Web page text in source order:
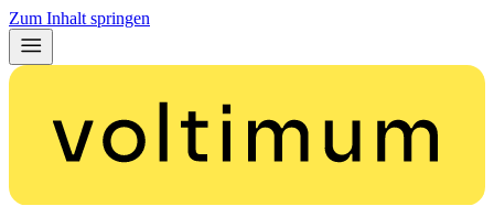
Zum Inhalt springen